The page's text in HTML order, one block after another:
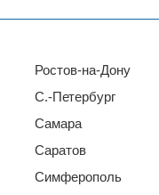
Ростов-на-Дону
С.-Петербург
Самара
Саратов
Симферополь